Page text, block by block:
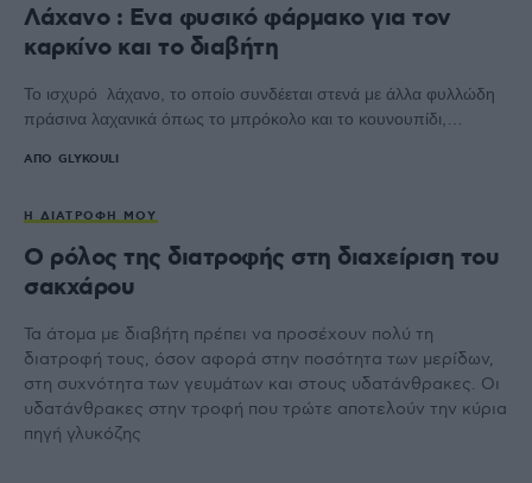
Λάχανο : Ενα φυσικό φάρμακο για τον
καρκίνο και το διαβήτη
Το ισχυρό λάχανο, το οποίο συνδέεται στενά με άλλα φυλλώδη
πράσινα λαχανικά όπως το μπρόκολο και το κουνουπίδι,…
ΑΠΌ GLYKOULI
Η ΔΙΑΤΡΟΦΉ ΜΟΥ
Ο ρόλος της διατροφής στη διαχείριση του
σακχάρου
Τα άτομα με διαβήτη πρέπει να προσέχουν πολύ τη
διατροφή τους, όσον αφορά στην ποσότητα των μερίδων,
στη συχνότητα των γευμάτων και στους υδατάνθρακες. Οι
υδατάνθρακες στην τροφή που τρώτε αποτελούν την κύρια
πηγή γλυκόζης